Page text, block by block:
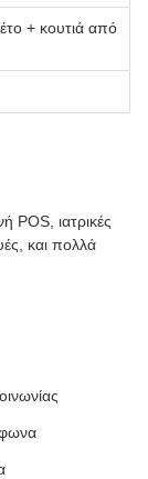
+ κουτιά από
POS, ιατρικές
και πολλά